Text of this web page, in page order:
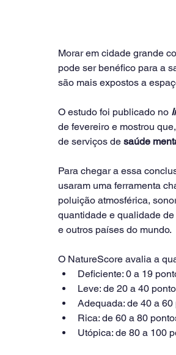
Morar em cidade grande
pode ser benéfico para a
são mais expostos a
O estudo foi publicado no
de fevereiro e mostrou
de serviços de saúde
Para chegar a essa
usaram uma ferramenta
poluição atmosférica,
quantidade e qualidade
e outros países do mundo.
O NatureScore avalia a
Deficiente: 0 a 19
Leve: de 20 a 40
Adequada: de 40 a 60
Rica: de 60 a 80
Utópica: de 80 a 100